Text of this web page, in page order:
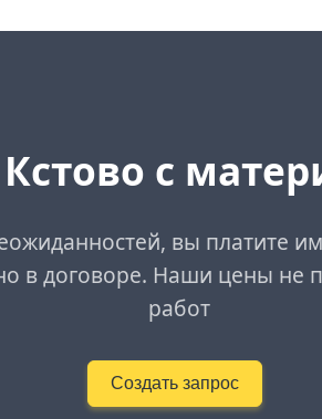
с
вы платите
в договоре. Наши цены не
работ
Создать запрос